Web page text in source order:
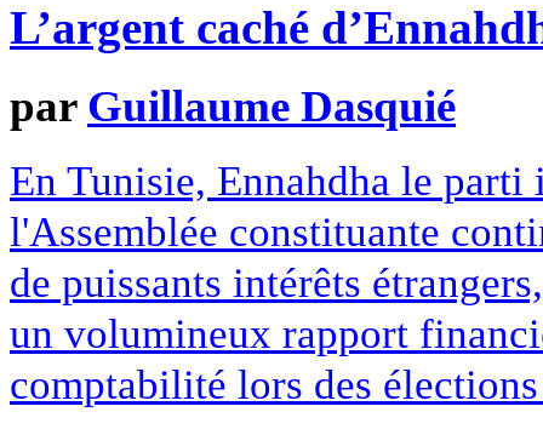
L’argent caché
par Guillaume Dasquié
En Tunisie, Ennahdha le
l'Assemblée constituante
de puissants intérêts
un volumineux rapport
comptabilité lors des